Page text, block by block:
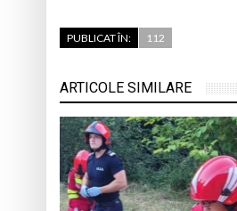
PUBLICAT ÎN: 112
ARTICOLE SIMILARE